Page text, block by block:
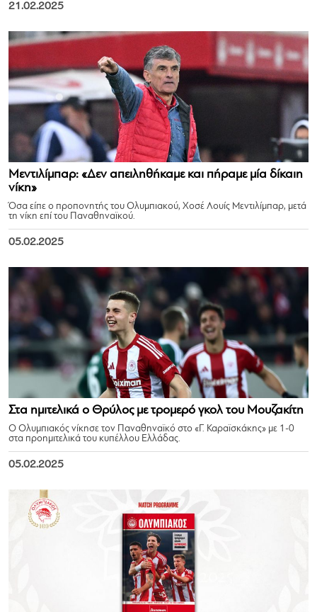
21.02.2025
Μεντιλίμπαρ: «Δεν απειληθήκαμε και πήραμε μία δίκαιη
νίκη»
Όσα είπε ο προπονητής του Ολυμπιακού, Χοσέ Λουίς Μεντιλίμπαρ, μετά
τη νίκη επί του Παναθηναϊκού.
05.02.2025
Στα ημιτελικά ο Θρύλος με τρομερό γκολ του Μουζακίτη
Ο Ολυμπιακός νίκησε τον Παναθηναϊκό στο «Γ. Καραϊσκάκης» με 1-0
στα προημιτελικά του κυπέλλου Ελλάδας.
05.02.2025